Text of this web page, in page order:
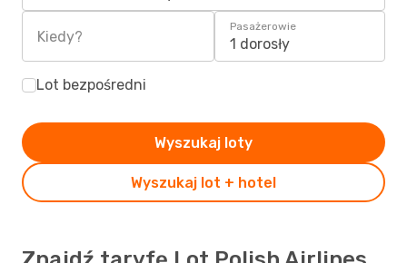
Kiedy?
Pasażerowie
1 dorosły
Lot bezpośredni
Wyszukaj loty
Wyszukaj lot + hotel